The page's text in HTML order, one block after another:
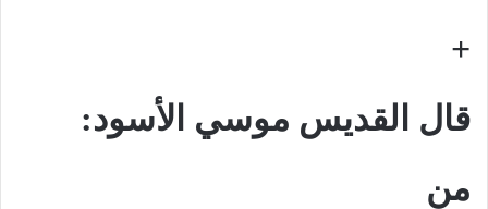
+
قال القديس موسي الأسود:
من